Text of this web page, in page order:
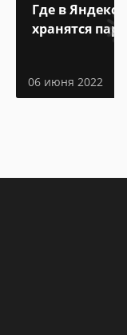
Где в Яндекс
хранятся
06 июня 2022